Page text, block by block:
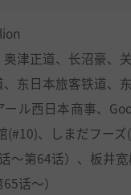
津正道、长沼豪、
东日本旅客铁道、
ール西日本商事、
(#10)、しまだフー
～第64话）、板井
话～）